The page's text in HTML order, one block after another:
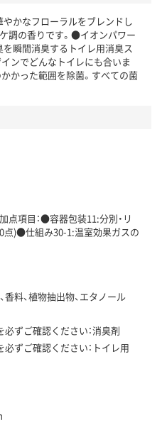
下記商品詳細「
点項目
」で確認できます。
かなフローラルをブレンドし
調の香りです。●イオンパワー
瞬間消臭するトイレ用消臭ス
ンでどんなトイレにも合いま
った範囲を除菌。すべての菌
項目：●容器包装11:分別・リ
点)●仕組み30-1:温室効果ガスの
香料、植物抽出物、エタノール
ずご確認ください：消臭剤
ずご確認ください：トイレ用